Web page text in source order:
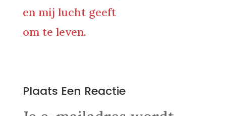
en mij lucht geeft
om te leven.
Plaats Een Reactie